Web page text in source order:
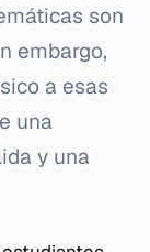
son
embargo,
a esas
una
y una